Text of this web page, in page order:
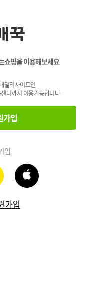
쇼핑을 이용해보세요
밀리사이트인
터까지 이용가능합니다
가입
입
가입